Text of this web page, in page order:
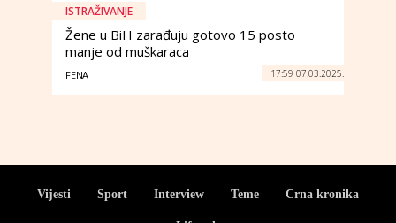
ISTRAŽIVANJE
Žene u BiH zarađuju gotovo 15 posto
manje od muškaraca
FENA 17:59 07.03.2025.
Vijesti Sport Interview Teme Crna kronika